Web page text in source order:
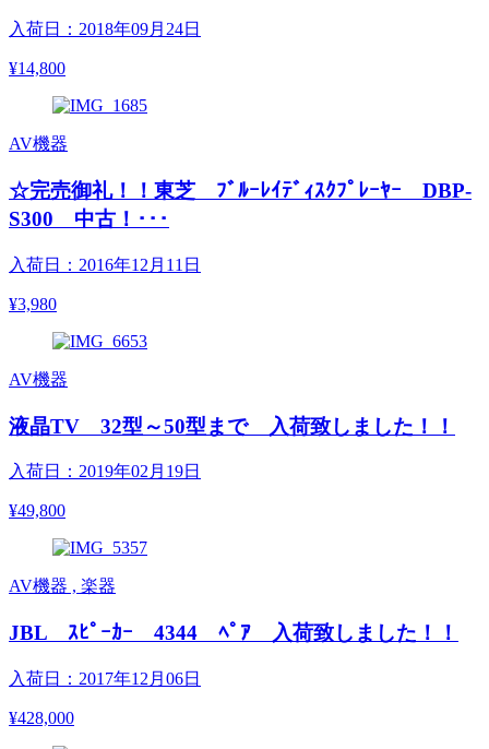
入荷日：2018年09月24日
¥14,800
AV機器
☆完売御礼！！東芝 ﾌﾞﾙｰﾚｲﾃﾞｨｽｸﾌﾟﾚｰﾔｰ DBP-
S300 中古！･･･
入荷日：2016年12月11日
¥3,980
AV機器
液晶TV 32型～50型まで 入荷致しました！！
入荷日：2019年02月19日
¥49,800
AV機器 , 楽器
JBL ｽﾋﾟｰｶｰ 4344 ﾍﾟｱ 入荷致しました！！
入荷日：2017年12月06日
¥428,000